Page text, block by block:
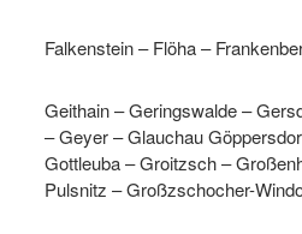
Falkenstein – Flöha –
Geithain – Geringswalde –
– Geyer – Glauchau
Gottleuba – Groitzsch –
Pulsnitz – Großzschocher-